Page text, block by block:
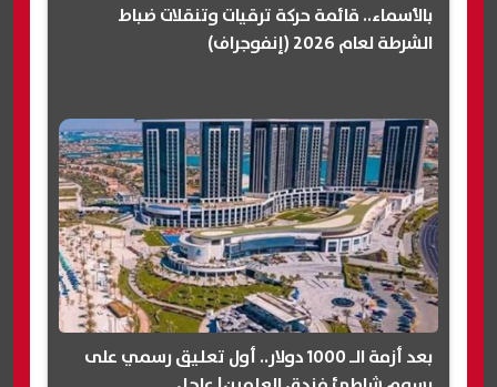
بالأسماء.. قائمة حركة ترقيات وتنقلات ضباط
الشرطة لعام 2026 (إنفوجراف)
بعد أزمة الـ 1000 دولار.. أول تعليق رسمي على